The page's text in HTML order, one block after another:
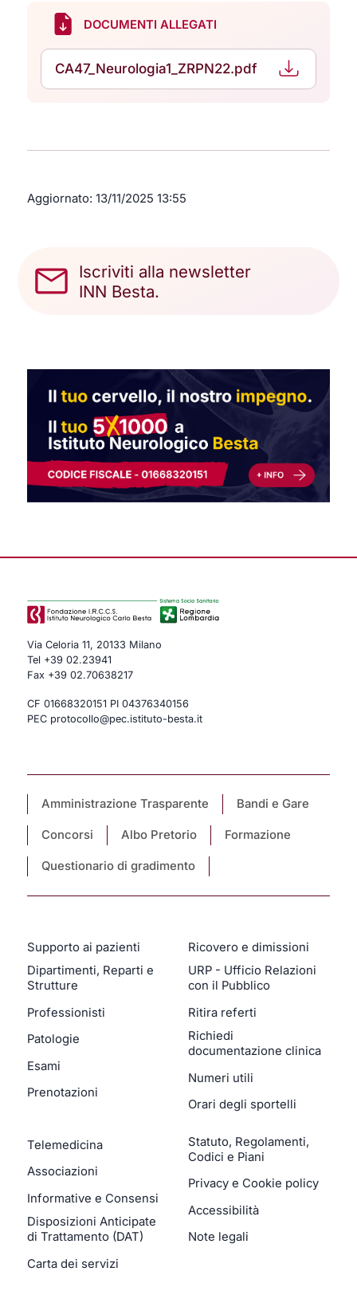
DOCUMENTI ALLEGATI
CA47_Neurologia1_ZRPN22.pdf
Aggiornato:13/11/2025 13:55
Iscriviti alla newsletter
INN Besta.
Via Celoria 11, 20133 Milano
Tel +39 02.23941
Fax +39 02.70638217
CF 01668320151 PI 04376340156
PEC protocollo@pec.istituto-besta.it
Amministrazione Trasparente Bandi e Gare
Concorsi Albo Pretorio Formazione
Questionario di gradimento
Supporto ai pazienti
Dipartimenti, Reparti e
Strutture
Professionisti
Patologie
Esami
Prenotazioni
Ricovero e dimissioni
URP - Ufficio Relazioni
con il Pubblico
Ritira referti
Richiedi
documentazione clinica
Numeri utili
Orari degli sportelli
Telemedicina
Associazioni
Informative e Consensi
Disposizioni Anticipate
di Trattamento (DAT)
Carta dei servizi
Statuto, Regolamenti,
Codici e Piani
Privacy e Cookie policy
Accessibilità
Note legali